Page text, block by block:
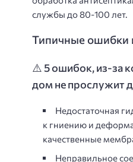
службы до 80-100 лет.
Типичные ошибки
⚠️ 5 ошибок, из-за
дом не прослужит
Недостаточная
к гниению и
качественные
Неправильное